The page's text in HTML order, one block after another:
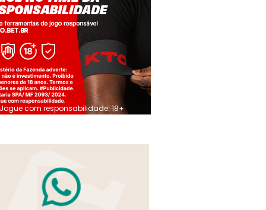
Jogue com responsabilidade. 18+